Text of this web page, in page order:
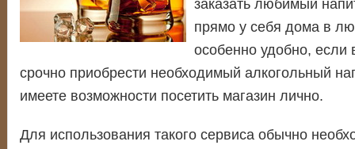
заказать любимый
прямо у себя домав
особенно удобно, если
срочно приобрести необходимый алкогольный
имеете возможности посетить магазин лично.
Для использования такого сервиса обычно